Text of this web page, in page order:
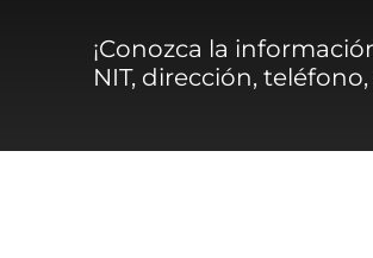
¡Conozca la
NIT, dirección,